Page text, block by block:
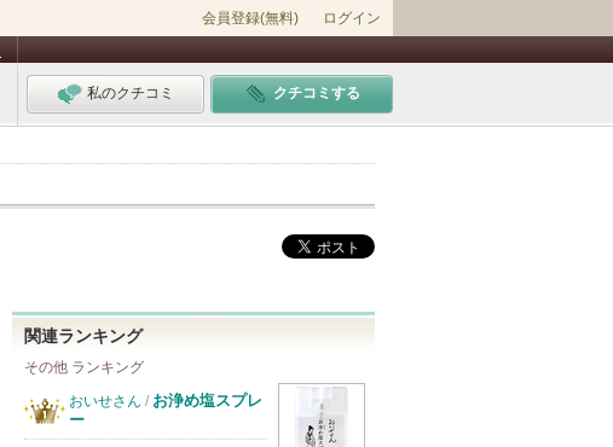
会員登録(無料) ログイン
私のクチコミ クチコミする
関連ランキング
その他 ランキング
おいせさん / お浄め塩スプレ
ー